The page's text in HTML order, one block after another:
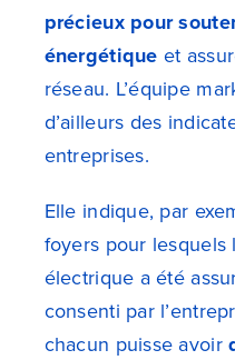
précieux pour
énergétique et
réseau. L’équipe
d’ailleurs des
entreprises.
Elle indique, par
foyers pour lesquels
électrique a été
consenti par
chacun puisse avoir